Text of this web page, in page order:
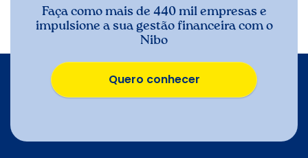
Faça como mais de 440 mil empresas e
impulsione a sua gestão financeira com o
Nibo
Quero conhecer